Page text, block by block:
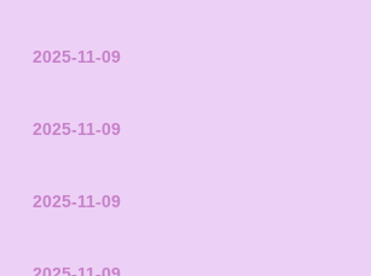
2025-11-09
2025-11-09
2025-11-09